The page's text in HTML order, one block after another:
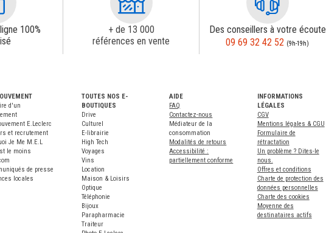
100%
+ de 13 000
références en vente
Des conseillers à votre écoute
09 69 32 42 52 (9h-19h)
d'un
E.Leclerc
et recrutement
Je Me M.E.L
le moins
de presse
locales
TOUTES NOS E-
BOUTIQUES
Drive
Culturel
E-librairie
High Tech
Voyages
Vins
Location
Maison & Loisirs
Optique
Téléphonie
Bijoux
Parapharmacie
Traiteur
AIDE
FAQ
Contactez-nous
Médiateur de la
consommation
Modalités de retours
Accessibilité :
partiellement conforme
INFORMATIONS
LÉGALES
CGV
Mentions légales & CGU
Formulaire de
rétractation
Un problème ? Dites-le
nous.
Offres et conditions
Charte de protection des
données personnelles
Charte des cookies
Moyenne des
destinataires actifs